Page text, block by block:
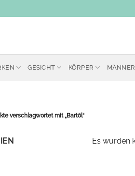
GESICHT KÖRPER
verschlagwortet mit „Bartöl“
Es wurden